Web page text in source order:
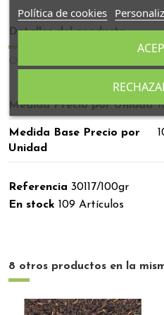
Detalles del producto
Opiniones
Medida Precio por Unidad
Medida Base Precio por
Unidad
Referencia 30117/100gr
En stock 109 Artículos
8 otros productos en la
Política de cookies